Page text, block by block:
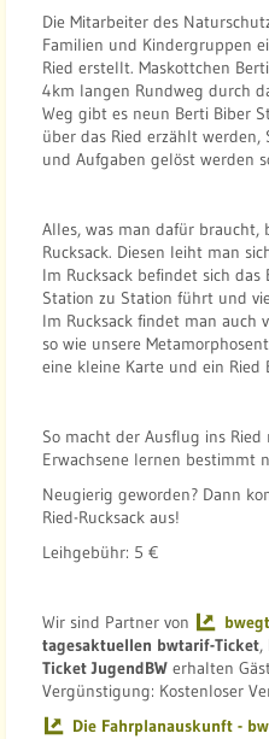
Die Mitarbeiter des
Familien und Kindergruppen
Ried erstellt. Maskottchen
4km langen Rundweg durch
Weg gibt es neun Berti Biber
über das Ried erzählt
und Aufgaben gelöst werden
Alles, was man dafür braucht,
Rucksack. Diesen leiht man
Im Rucksack befindet sich
Station zu Station führt und
Im Rucksack findet man auch
so wie unsere
eine kleine Karte und ein Ried
So macht der Ausflug ins
Erwachsene lernen bestimmt
Neugierig geworden? Dann
Ried-Rucksack aus!
Leihgebühr: 5 €
Wir sind Partner von
tagesaktuellen bwtarif-Ticket,
Ticket JugendBW erhalten
Vergünstigung: Kostenloser
Die Fahrplanauskunft -